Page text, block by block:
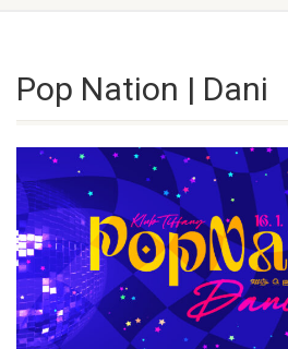
Pop Nation | Dani